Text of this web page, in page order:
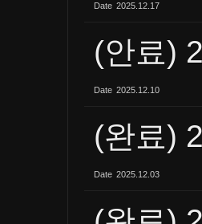
Date 2025.12.17
(안료)
Date 2025.12.10
(완료)
Date 2025.12.03